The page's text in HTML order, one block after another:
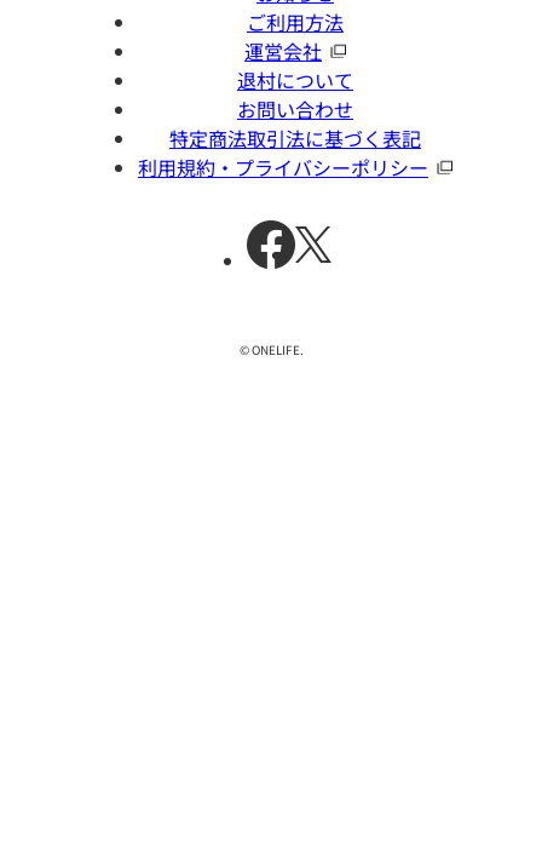
ご利用方法
運営会社
退村について
お問い合わせ
特定商法取引法に基づく表記
利用規約・プライバシーポリシー
© ONELIFE.